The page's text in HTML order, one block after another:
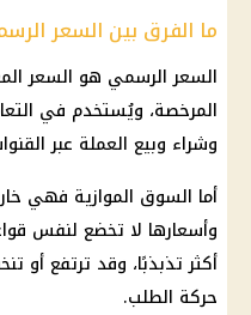
ما الفرق بين السعر
السعر الرسمي هو السعر
المرخصة، ويُستخدم في
وشراء وبيع العملة عبر
أما السوق الموازية فهي
وأسعارها لا تخضع لنفس
أكثر تذبذبًا، وقد ترتفع
حركة الطلب.